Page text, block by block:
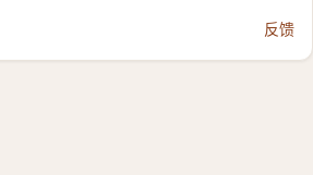
反馈